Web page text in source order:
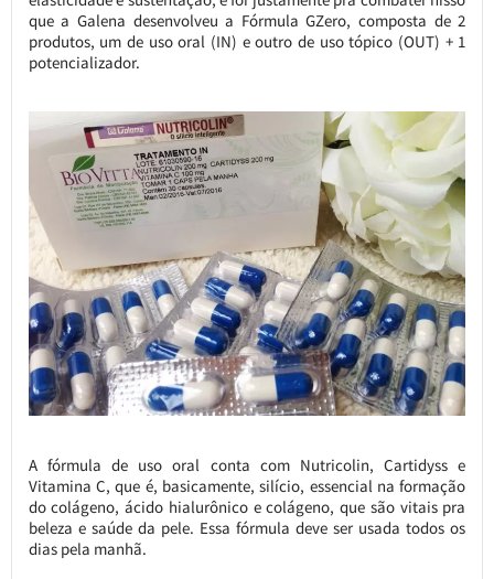
que a Galena desenvolveu a Fórmula GZero, composta de 2
produtos, um de uso oral (IN) e outro de uso tópico (OUT) + 1
potencializador.
A fórmula de uso oral conta com Nutricolin, Cartidyss e
Vitamina C, que é, basicamente, silício, essencial na formação
do colágeno, ácido hialurônico e colágeno, que são vitais pra
beleza e saúde da pele. Essa fórmula deve ser usada todos os
dias pela manhã.